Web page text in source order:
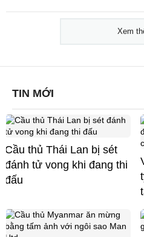
Xem
TIN MỚI
Cầu thủ Thái Lan bị sét
đánh tử vong khi đang thi
đấu